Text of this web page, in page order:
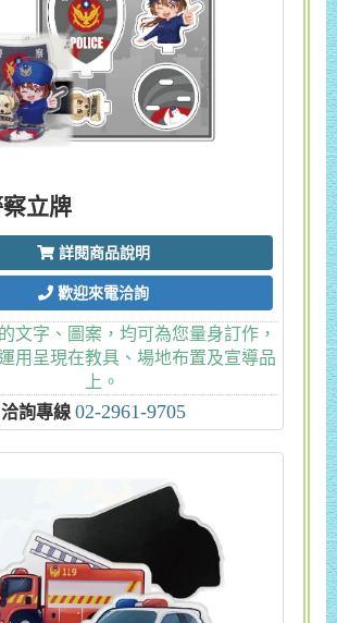
立牌
詳閱商品說明
歡迎來電洽詢
文字、圖案，均可為您量身訂作，
用呈現在教具、場地布置及宣導品
上。
洽詢專線 02-2961-9705